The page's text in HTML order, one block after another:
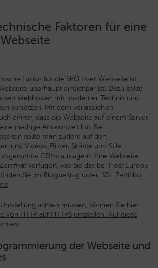
Faktoren für eine
Faktor für die SEO Ihrer Webseite ist
überhaupt erreichbar ist. Dazu sollte
Webhoster mit moderner Technik und
einsetzen. Mit dem verlässlichen
einher, dass die Webseite auf einem Server
niedrige Antwortzeit hat. Bei
sollte man zudem auf den
und Videos, Bilder, Skripte und Stile
CDNs auslagern. Ihre Webseite
verfügen, wie Sie das bei Host Europe
Sie im Blogbeitrag unter: SSL-Zertifikat
achten müssen, können Sie hier
von HTTP auf HTTPS umstellen. Auf diese
der Webseite und